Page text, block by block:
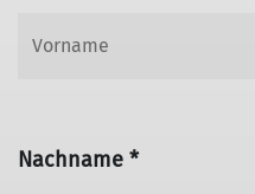
Nachname *